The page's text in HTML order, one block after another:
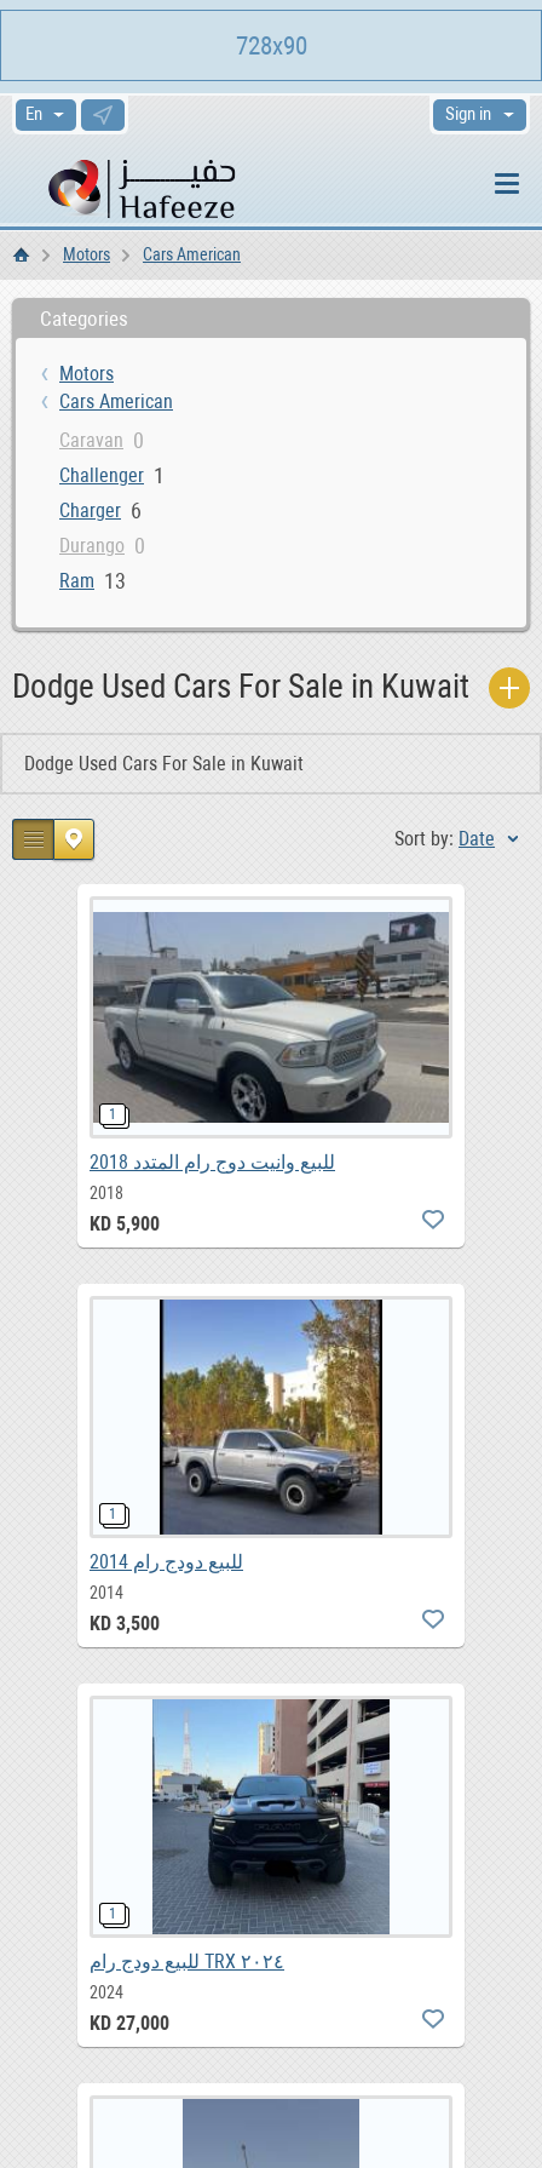
Sign in
HomeMotors Cars American
Categories
Motors
Cars American
Caravan 0
Challenger 1
Charger 6
Durango 0
Ram 13
Dodge Used Cars For Sale in Kuwait
Dodge Used Cars For Sale in Kuwait
Sort by: Date
للبيع وانيت دوج رام المتدد 2018
2018
KD 5,900
للبيع دودج رام 2014
2014
KD 3,500
للبيع دودج رام TRX ٢٠٢٤
2024
KD 27,000
728x90